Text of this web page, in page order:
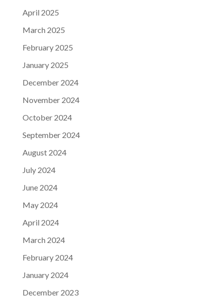
April 2025
March 2025
February 2025
January 2025
December 2024
November 2024
October 2024
September 2024
August 2024
July 2024
June 2024
May 2024
April 2024
March 2024
February 2024
January 2024
December 2023